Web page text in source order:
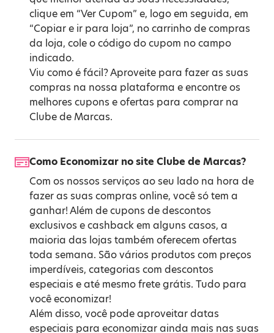
clique em “Ver Cupom” e, logo em seguida, em
“Copiar e ir para loja”, no carrinho de compras
da loja, cole o código do cupom no campo
indicado.
Viu como é fácil? Aproveite para fazer as suas
compras na nossa plataforma e encontre os
melhores cupons e ofertas para comprar na
Clube de Marcas.
Como Economizar no site Clube de Marcas?
Com os nossos serviços ao seu lado na hora de
fazer as suas compras online, você só tem a
ganhar! Além de cupons de descontos
exclusivos e cashback em alguns casos, a
maioria das lojas também oferecem ofertas
toda semana. São vários produtos com preços
imperdíveis, categorias com descontos
especiais e até mesmo frete grátis. Tudo para
você economizar!
Além disso, você pode aproveitar datas
especiais para economizar ainda mais nas suas